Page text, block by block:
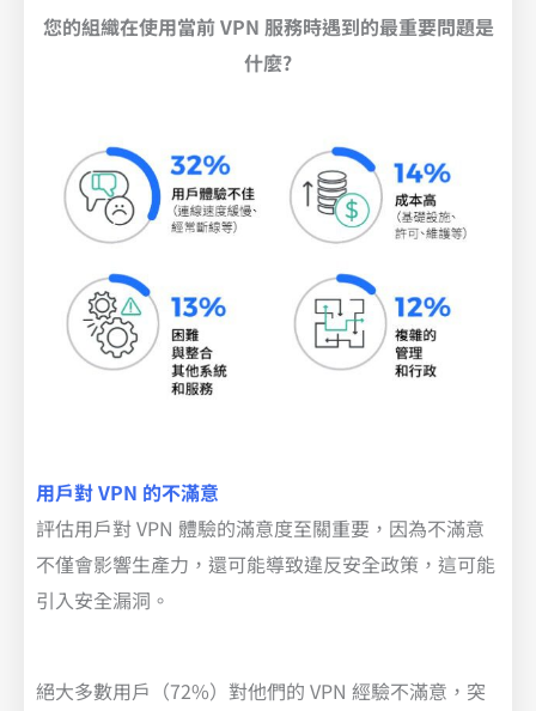
您的組織在使用當前 VPN 服務時遇到的最重要問題是
什麼?
用戶對 VPN 的不滿意
評估用戶對 VPN 體驗的滿意度至關重要，因為不滿意
不僅會影響生產力，還可能導致違反安全政策，這可能
引入安全漏洞。
絕大多數用戶（72%）對他們的 VPN 經驗不滿意，突